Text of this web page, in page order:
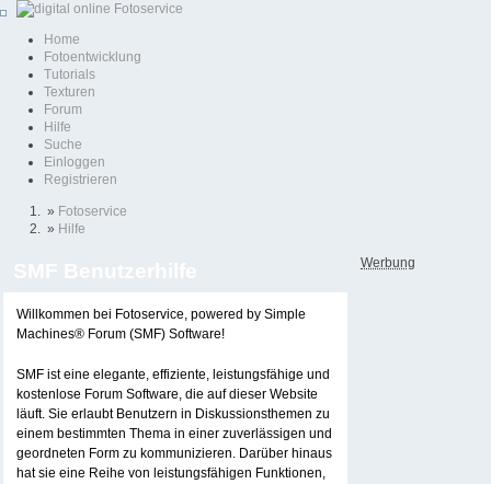
Home
Fotoentwicklung
Tutorials
Texturen
Forum
Hilfe
Suche
Einloggen
Registrieren
» Fotoservice
» Hilfe
Willkommen bei Fotoservice, powered by Simple
Machines® Forum (SMF) Software!
SMF ist eine elegante, effiziente, leistungsfähige und
kostenlose Forum Software, die auf dieser Website
läuft. Sie erlaubt Benutzern in Diskussionsthemen zu
einem bestimmten Thema in einer zuverlässigen und
geordneten Form zu kommunizieren. Darüber hinaus
hat sie eine Reihe von leistungsfähigen Funktionen,
Werbung